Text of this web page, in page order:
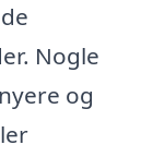
Nogle
og